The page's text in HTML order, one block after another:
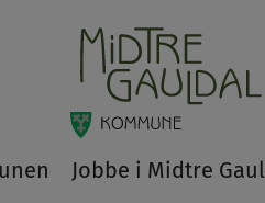
Jobbe i Midtre